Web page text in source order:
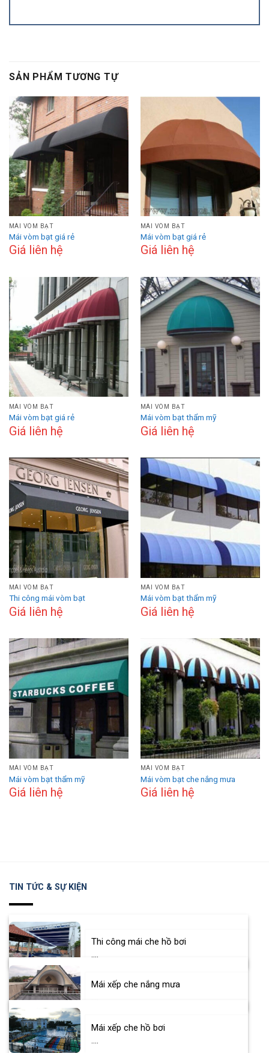
SẢN PHẨM TƯƠNG TỰ
MÁI VÒM BẠT
Mái vòm bạt giá rẻ
Giá liên hệ
MÁI VÒM BẠT
Mái vòm bạt giá rẻ
Giá liên hệ
MÁI VÒM BẠT
Mái vòm bạt giá rẻ
Giá liên hệ
MÁI VÒM BẠT
Mái vòm bạt thẩm mỹ
Giá liên hệ
MÁI VÒM BẠT
Thi công mái vòm bạt
Giá liên hệ
MÁI VÒM BẠT
Mái vòm bạt thẩm mỹ
Giá liên hệ
MÁI VÒM BẠT
Mái vòm bạt thẩm mỹ
Giá liên hệ
MÁI VÒM BẠT
Mái vòm bạt che nắng mưa
Giá liên hệ
TIN TỨC & SỰ KIỆN
Thi công mái che hồ bơi
....
Mái xếp che nắng mưa
Mái xếp che hồ bơi